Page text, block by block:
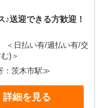
送迎できる方歓迎！
＜日払い有/週払い有/交
)＞
茨木市駅≫
詳細を見る